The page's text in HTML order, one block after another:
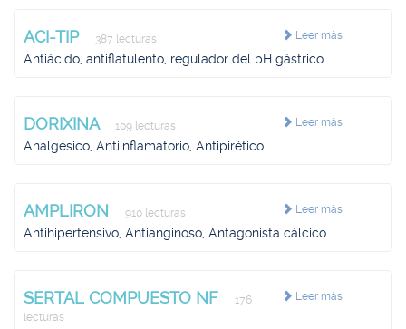
Leer más
ACI-TIP 387 lecturas
Antiácido, antiflatulento, regulador del pH gástrico
Leer más
DORIXINA 109 lecturas
Analgésico, Antiinflamatorio, Antipirético
Leer más
AMPLIRON 910 lecturas
Antihipertensivo, Antianginoso, Antagonista cálcico
Leer más
SERTAL COMPUESTO NF
176
lecturas